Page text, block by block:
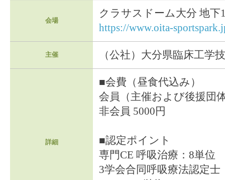
会場
クラサスドーム大分 地下
https://www.oita-
主催 （公社）大分県臨床工学
詳細
■会費（昼食代込み）
会員（主催および後援団
非会員 5000円
■認定ポイント
専門CE 呼吸治療：8単位
3学会合同呼吸療法認定士